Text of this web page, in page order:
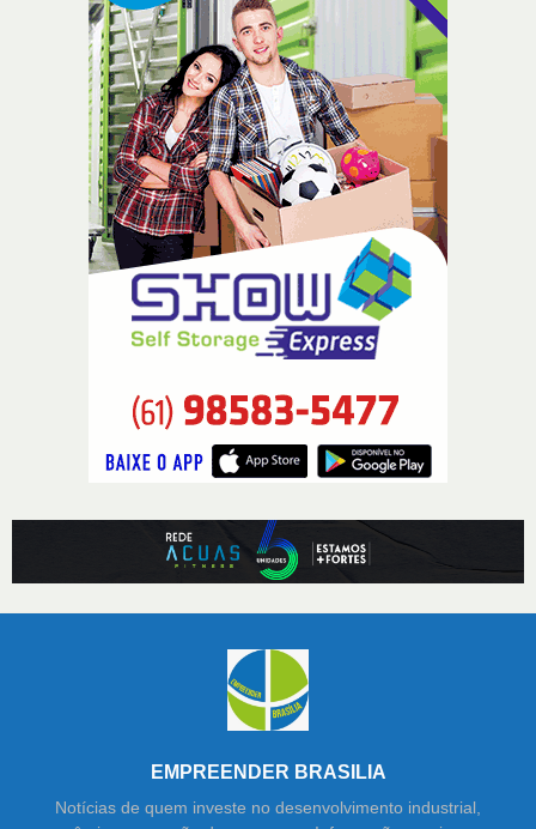
EMPREENDER BRASILIA
Notícias de quem investe no desenvolvimento industrial,